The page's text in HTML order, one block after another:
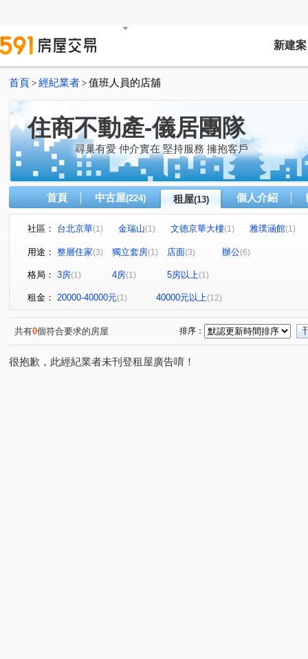
新建案
首頁 > 經紀業者 > 值班人員的店舖
住商不動產-儀居團隊
尋巢有愛 仲介實在 堅持服務 擁抱客戶
首頁 中古屋(224) 租屋(13) 個人介紹
社區： 台北京華(1) 金瑞山(1) 文德京華大樓(1) 雅璞涵館(1)
陽明綠莊 基隆路一段 (1) 延平北路二段
浦城街
用途： 整層住家(3) 獨立套房(1) 店面(3) 辦公(6)
格局： 3房(1) 4房(1) 5房以上(1)
租金： 20000-40000元(1) 40000元以上(12)
共有0個符合要求的房屋 排序：
很抱歉，此經紀業者未刊登租屋廣告唷！